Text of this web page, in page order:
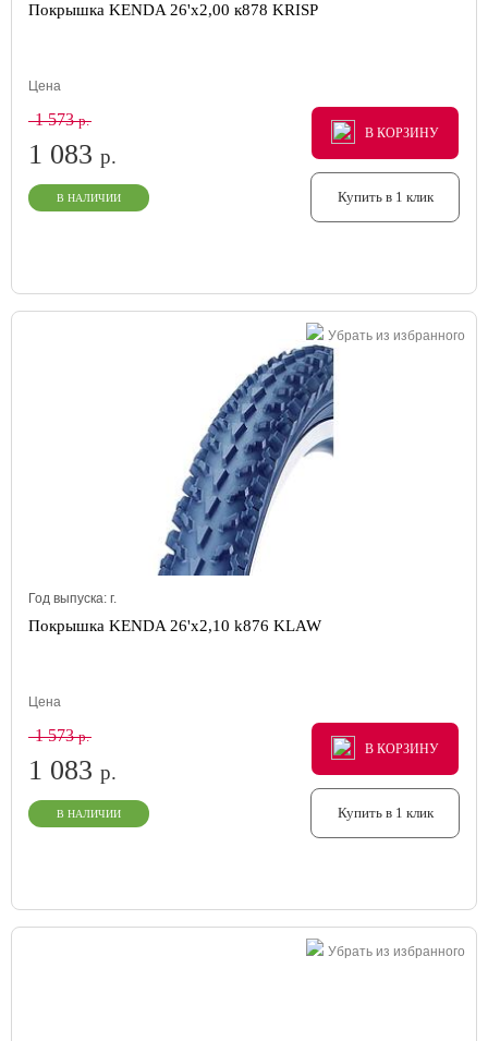
Покрышка KENDA 26'х2,00 к878 KRISP
Цена
1 573р.
1 083 р.
В НАЛИЧИИ
В КОРЗИНУ
В КОРЗИНУ
В КОРЗИНУ
Купить в 1 клик
Убрать из избранного
Год выпуска: г.
Покрышка KENDA 26'х2,10 k876 KLAW
Цена
1 573р.
1 083 р.
В НАЛИЧИИ
В КОРЗИНУ
В КОРЗИНУ
В КОРЗИНУ
Купить в 1 клик
Убрать из избранного